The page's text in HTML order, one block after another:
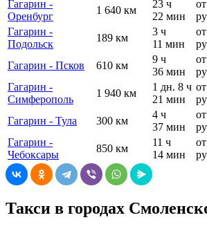
Гагарин -
Оренбург
1 640 км
23 ч
22 мин
Гагарин -
Подольск
189 км
3 ч
11 мин
Гагарин - Псков
610 км
9 ч
36 мин
Гагарин -
Симферополь
1 940 км
1 дн. 8 ч
21 мин
Гагарин - Тула
300 км
4 ч
37 мин
Гагарин -
Чебоксары
850 км
11 ч
14 мин
Такси в городах